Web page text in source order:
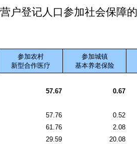
户登记人口参加社会保障
参加农村
新型合作医疗
参加城镇
基本养老保险
57.67 0.67
57.76 0.52
61.76 2.08
29.59 20.08